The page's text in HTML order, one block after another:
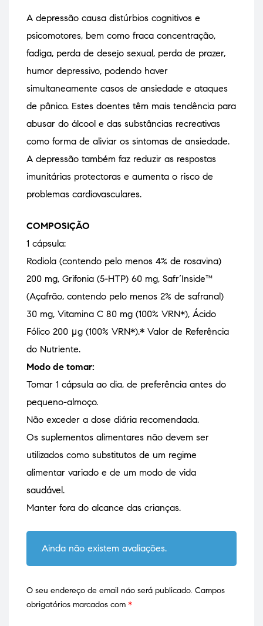
A depressão causa distúrbios cognitivos e
psicomotores, bem como fraca concentração,
fadiga, perda de desejo sexual, perda de prazer,
humor depressivo, podendo haver
simultaneamente casos de ansiedade e ataques
de pânico. Estes doentes têm mais tendência para
abusar do álcool e das substâncias recreativas
como forma de aliviar os sintomas de ansiedade.
A depressão também faz reduzir as respostas
imunitárias protectoras e aumenta o risco de
problemas cardiovasculares.
COMPOSIÇÃO
1 cápsula:
Rodiola (contendo pelo menos 4% de rosavina)
200 mg, Grifonia (5-HTP) 60 mg, Safr´Inside™
(Açafrão, contendo pelo menos 2% de safranal)
30 mg, Vitamina C 80 mg (100% VRN*), Ácido
Fólico 200 μg (100% VRN*).* Valor de Referência
do Nutriente.
Modo de tomar:
Tomar 1 cápsula ao dia, de preferência antes do
pequeno-almoço.
Não exceder a dose diária recomendada.
Os suplementos alimentares não devem ser
utilizados como substitutos de um regime
alimentar variado e de um modo de vida
saudável.
Manter fora do alcance das crianças.
Ainda não existem avaliações.
O seu endereço de email não será publicado. Campos
obrigatórios marcados com *